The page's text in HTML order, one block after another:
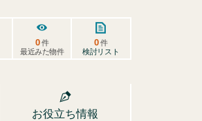
0件
最近みた物件
0件
検討リスト
お役立ち情報